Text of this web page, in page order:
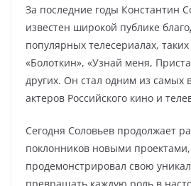
За последние годы Константин
известен широкой публике
популярных телесериалах, таких
«Болоткин», «Узнай меня,
других. Он стал одним из самых
актеров Российского кино и
Сегодня Соловьев продолжает
поклонников новыми
продемонстрировал свою